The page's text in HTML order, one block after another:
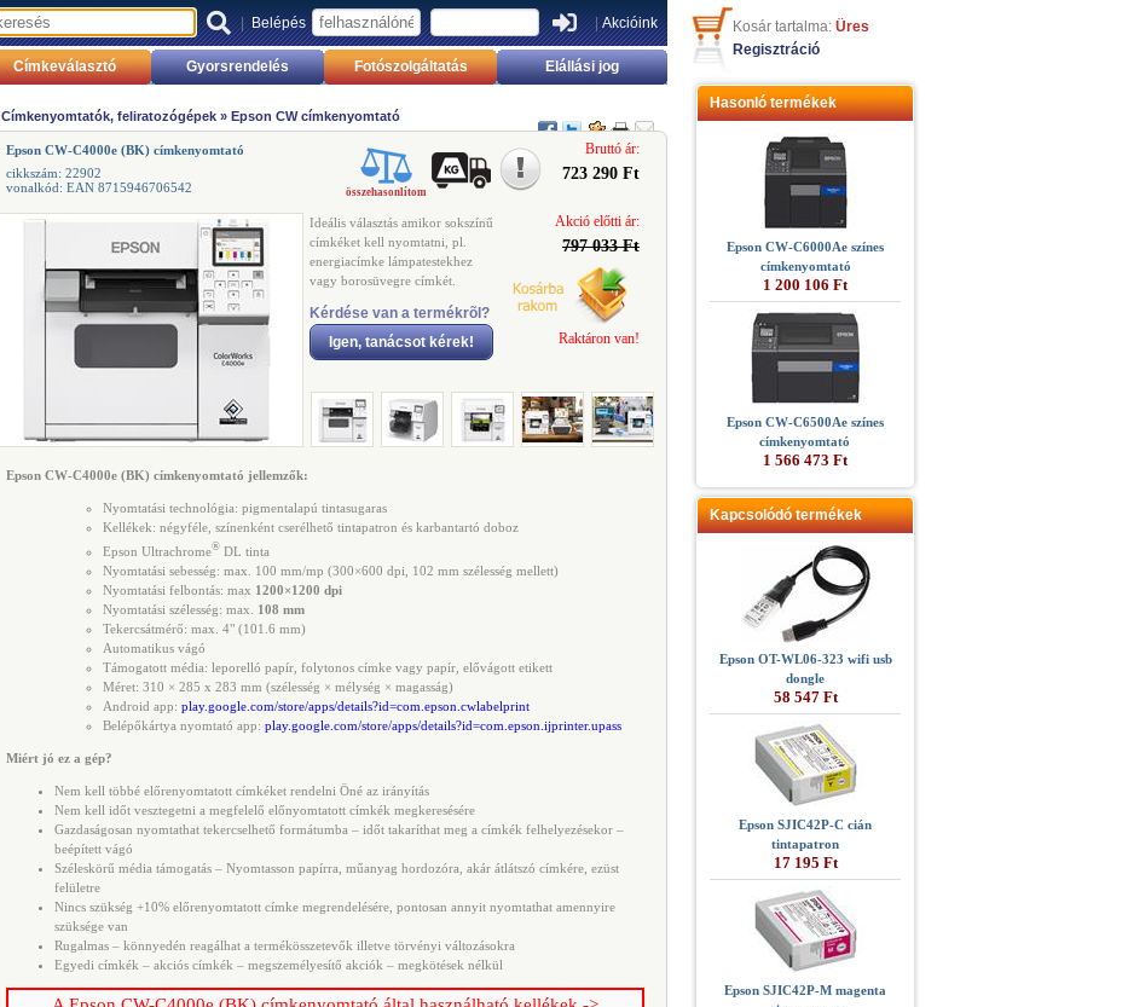
|Belépés |Akcióink
Címkeválasztó Gyorsrendelés Fotószolgáltatás Elállási jog
Címkenyomtatók, feliratozógépek » Epson CW címkenyomtató
Epson CW-C4000e (BK) címkenyomtató
cikkszám: 22902
vonalkód: EAN 8715946706542
összehasonlítom
Bruttó ár:
723 290 Ft
Ideális választás amikor sokszínű
címkéket kell nyomtatni, pl.
energiacímke lámpatestekhez
vagy borosüvegre címkét.
Kérdése van a termékrõl?
Igen, tanácsot kérek!
Akció előtti ár:
797 033 Ft
Raktáron van!
Epson CW-C4000e (BK) címkenyomtató jellemzők:
Nyomtatási technológia: pigmentalapú tintasugaras
Kellékek: négyféle, színenként cserélhető tintapatron és karbantartó doboz
Epson Ultrachrome® DL tinta
Nyomtatási sebesség: max. 100 mm/mp (300×600 dpi, 102 mm szélesség mellett)
Nyomtatási felbontás: max 1200×1200 dpi
Nyomtatási szélesség: max. 108 mm
Tekercsátmérő: max. 4" (101.6 mm)
Automatikus vágó
Támogatott média: leporelló papír, folytonos címke vagy papír, elővágott etikett
Méret: 310 × 285 x 283 mm (szélesség × mélység × magasság)
Android app: play.google.com/store/apps/details?id=com.epson.cwlabelprint
Belépőkártya nyomtató app: play.google.com/store/apps/details?id=com.epson.ijprinter.upass
Miért jó ez a gép?
Nem kell többé előrenyomtatott címkéket rendelni Öné az irányítás
Nem kell időt vesztegetni a megfelelő előnyomtatott címkék megkeresésére
Gazdaságosan nyomtathat tekercselhető formátumba – időt takaríthat meg a címkék felhelyezésekor –
beépített vágó
Széleskörű média támogatás – Nyomtasson papírra, műanyag hordozóra, akár átlátszó címkére, ezüst
felületre
Nincs szükség +10% előrenyomtatott címke megrendelésére, pontosan annyit nyomtathat amennyire
szüksége van
Rugalmas – könnyedén reagálhat a termékösszetevők illetve törvényi változásokra
Egyedi címkék – akciós címkék – megszemélyesítő akciók – megkötések nélkül
Kosár tartalma: Üres
Regisztráció
Hasonló termékek
Epson CW-C6000Ae színes
címkenyomtató
1 200 106 Ft
Epson CW-C6500Ae színes
címkenyomtató
1 566 473 Ft
Kapcsolódó termékek
Epson OT-WL06-323 wifi usb
dongle
58 547 Ft
Epson SJIC42P-C cián
tintapatron
17 195 Ft
Epson SJIC42P-M magenta